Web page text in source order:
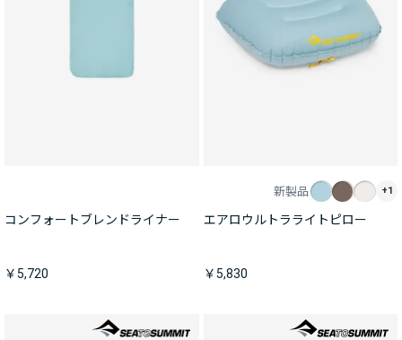
コンフォートブレンドライナー
￥5,720
新製品 +1
エアロウルトラライトピロー
￥5,830